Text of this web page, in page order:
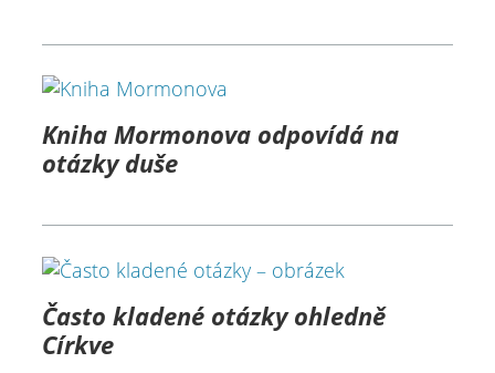
Kniha Mormonova odpovídá na
otázky duše
Často kladené otázky ohledně
Církve